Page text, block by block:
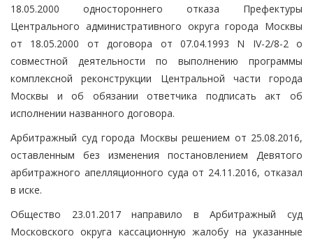
18.05.2000 одностороннего отказа Префектуры
Центрального административного округа города Москвы
от 18.05.2000 от договора от 07.04.1993 N IV-2/8-2 о
совместной деятельности по выполнению программы
комплексной реконструкции Центральной части города
Москвы и об обязании ответчика подписать акт об
исполнении названного договора.
Арбитражный суд города Москвы решением от 25.08.2016,
оставленным без изменения постановлением Девятого
арбитражного апелляционного суда от 24.11.2016, отказал
в иске.
Общество 23.01.2017 направило в Арбитражный суд
Московского округа кассационную жалобу на указанные